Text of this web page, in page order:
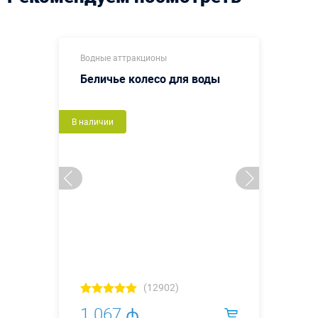
Водные аттракционы
Беличье колесо для воды
В наличии
(12902)
1 067 ₼